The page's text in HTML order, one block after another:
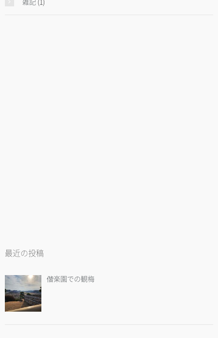
最近の投稿
偕楽園での観梅